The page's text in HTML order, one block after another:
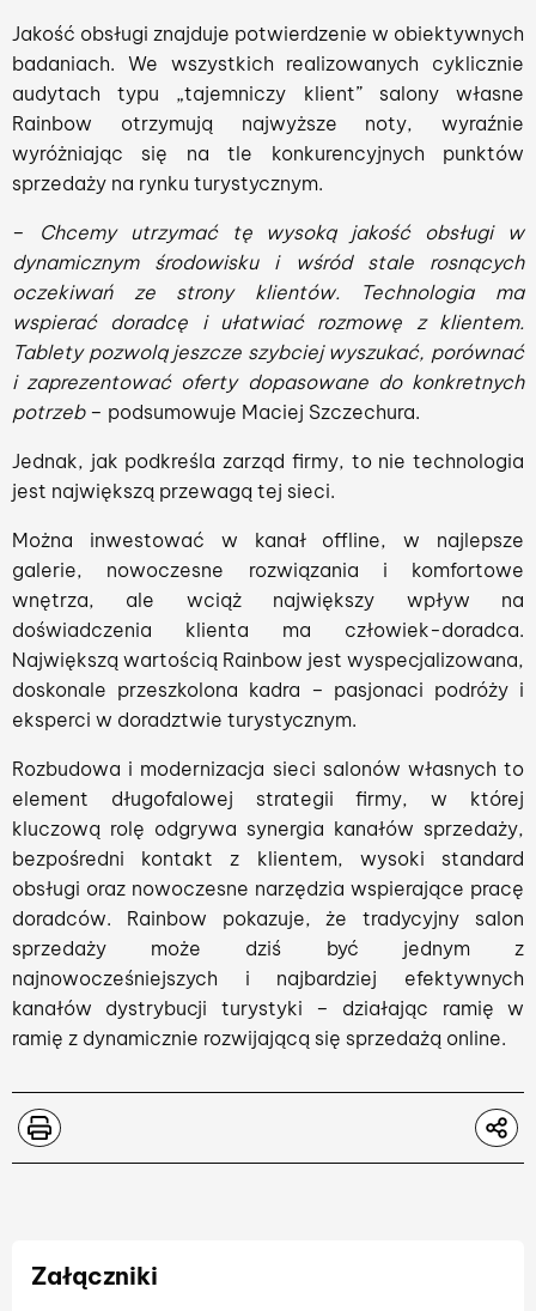
Jakość obsługi znajduje potwierdzenie w obiektywnych
badaniach. We wszystkich realizowanych cyklicznie
audytach typu „tajemniczy klient” salony własne
Rainbow otrzymują najwyższe noty, wyraźnie
wyróżniając się na tle konkurencyjnych punktów
sprzedaży na rynku turystycznym.
–
Chcemy utrzymać tę wysoką jakość obsługi w
dynamicznym środowisku i wśród stale rosnących
oczekiwań ze strony klientów. Technologia ma
wspierać doradcę i ułatwiać rozmowę z klientem.
Tablety pozwolą jeszcze szybciej wyszukać, porównać
i zaprezentować oferty dopasowane do konkretnych
potrzeb– podsumowuje Maciej Szczechura.
Jednak, jak podkreśla zarząd firmy, to nie technologia
jest największą przewagą tej sieci.
Można inwestować w kanał offline, w najlepsze
galerie, nowoczesne rozwiązania i komfortowe
wnętrza, ale wciąż największy wpływ na
doświadczenia klienta ma człowiek-doradca.
Największą wartością Rainbow jest wyspecjalizowana,
doskonale przeszkolona kadra – pasjonaci podróży i
eksperci w doradztwie turystycznym.
Rozbudowa i modernizacja sieci salonów własnych to
element długofalowej strategii firmy, w której
kluczową rolę odgrywa synergia kanałów sprzedaży,
bezpośredni kontakt z klientem, wysoki standard
obsługi oraz nowoczesne narzędzia wspierające pracę
doradców. Rainbow pokazuje, że tradycyjny salon
sprzedaży może dziś być jednym z
najnowocześniejszych i najbardziej efektywnych
kanałów dystrybucji turystyki – działając ramię w
ramię z dynamicznie rozwijającą się sprzedażą online.
Załączniki